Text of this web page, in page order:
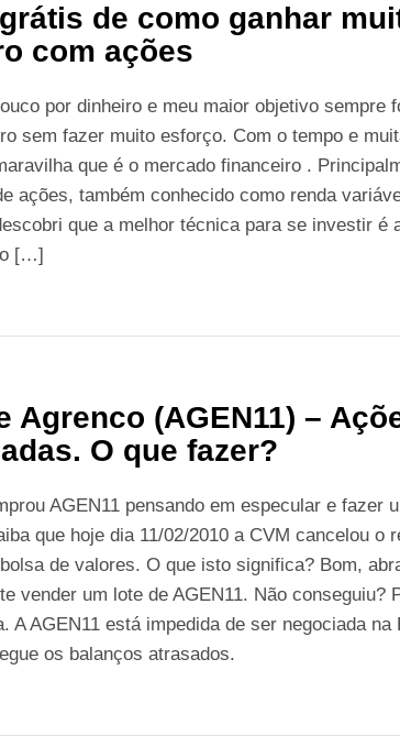
de como ganhar
com ações
por dinheiro e meu maior objetivo sempre
sem fazer muito esforço. Com o tempo e
que é o mercado financeiro .
ações, também conhecido como renda
que a melhor técnica para se investir é
[…]
Agrenco (AGEN11) –
O que fazer?
AGEN11 pensando em especular e fazer
que hoje dia 11/02/2010 a CVM cancelou o
de valores. O que isto significa? Bom,
vender um lote de AGEN11. Não conseguiu?
A AGEN11 está impedida de ser negociada na
os balanços atrasados.